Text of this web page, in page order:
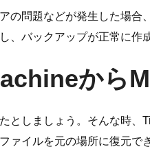
の問題などが発生した場
、バックアップが正常に作
から
としましょう。そんな時
ァイルを元の場所に復元